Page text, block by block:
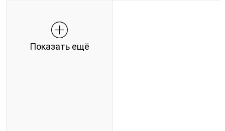
Показать ещё